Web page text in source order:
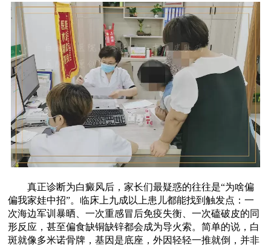
真正诊断为白癜风后，家长们最疑惑的往往是“为啥偏
偏我家娃中招”。临床上九成以上患儿都能找到触发点：一
次海边军训暴晒、一次重感冒后免疫失衡、一次磕破皮的同
形反应，甚至偏食缺铜缺锌都会成为导火索。简单的说，白
斑就像多米诺骨牌，基因是底座，外因轻轻一推就倒，并非